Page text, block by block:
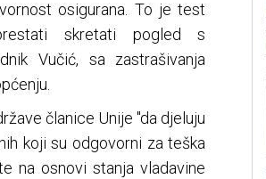
osigurana. To je test
skretati pogled s
Vučić, sa zastrašivanja
članice Unije "da djeluju
koji su odgovorni za teška
na osnovi stanja vladavine